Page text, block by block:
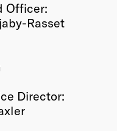
Officer:
Rasset
Director: